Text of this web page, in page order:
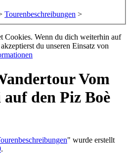
Tourenbeschreibungen >
Cookies. Wenn du dich weiterhin auf
du unseren Einsatz von
Vom
auf den Piz Boè
" wurde erstellt
.